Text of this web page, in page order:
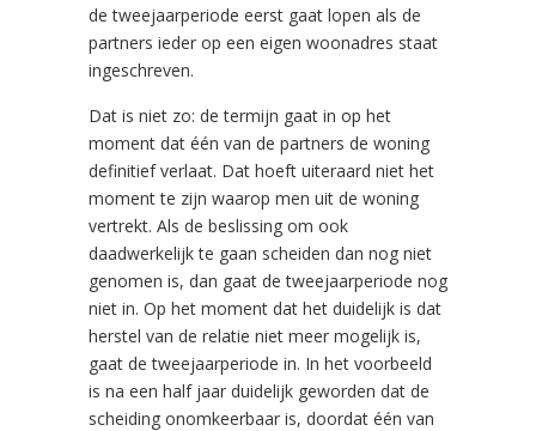
de tweejaarperiode eerst gaat lopen als de
partners ieder op een eigen woonadres staat
ingeschreven.
Dat is niet zo: de termijn gaat in op het
moment dat één van de partners de woning
definitief verlaat. Dat hoeft uiteraard niet het
moment te zijn waarop men uit de woning
vertrekt. Als de beslissing om ook
daadwerkelijk te gaan scheiden dan nog niet
genomen is, dan gaat de tweejaarperiode nog
niet in. Op het moment dat het duidelijk is dat
herstel van de relatie niet meer mogelijk is,
gaat de tweejaarperiode in. In het voorbeeld
is na een half jaar duidelijk geworden dat de
scheiding onomkeerbaar is, doordat één van